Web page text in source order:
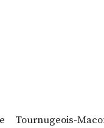
Tournugeois-